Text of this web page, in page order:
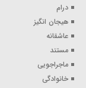
درام
هیجان انگیز
عاشقانه
مستند
ماجراجویی
خانوادگی